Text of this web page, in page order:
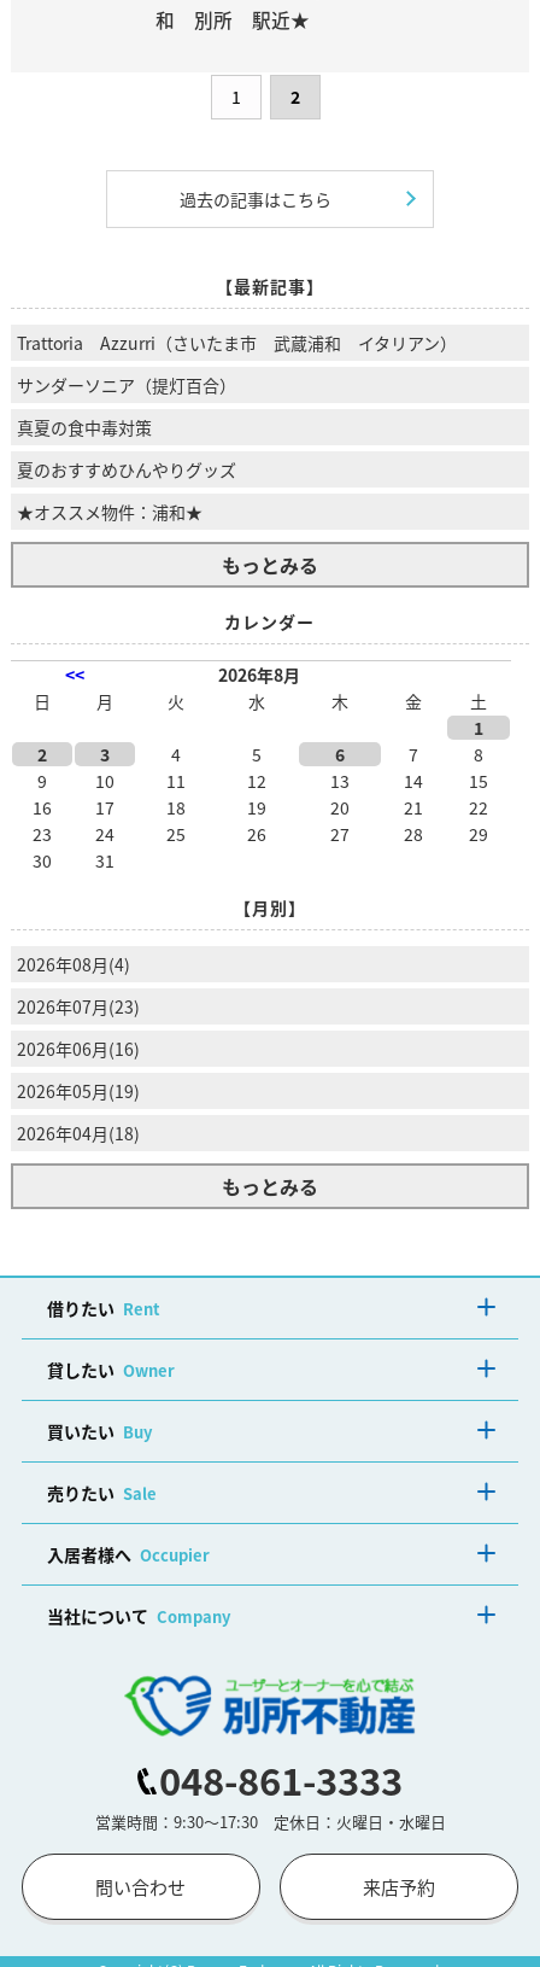
和 別所 駅近★
1 2
過去の記事はこちら
【最新記事】
Trattoria Azzurri（さいたま市 武蔵浦和 イタリアン）
サンダーソニア（提灯百合）
真夏の食中毒対策
夏のおすすめひんやりグッズ
★オススメ物件：浦和★
もっとみる
カレンダー
<<
2026年8月
日
月 火 水 木 金
土
1
2
3 4 5 6 7
8
9
10 11 12 13 14
15
16
17 18 19 20 21
22
23
24 25 26 27 28
29
30
31
【月別】
2026年08月(4)
2026年07月(23)
2026年06月(16)
2026年05月(19)
2026年04月(18)
もっとみる
借りたい Rent
貸したい Owner
買いたい Buy
売りたい Sale
入居者様へ Occupier
当社について Company
048-861-3333
営業時間：9:30～17:30 定休日：火曜日・水曜日
問い合わせ 来店予約